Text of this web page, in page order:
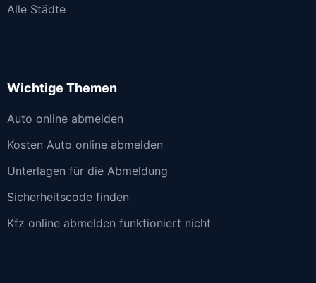
Alle Städte
Wichtige Themen
Auto online abmelden
Kosten Auto online abmelden
Unterlagen für die Abmeldung
Sicherheitscode finden
Kfz online abmelden funktioniert nicht